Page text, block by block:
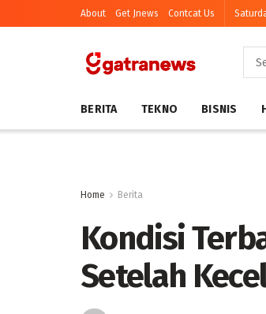
About Get Jnews Contcat Us
BERITA TEKNO BISNIS
Home Berita
Kondisi
Setelah